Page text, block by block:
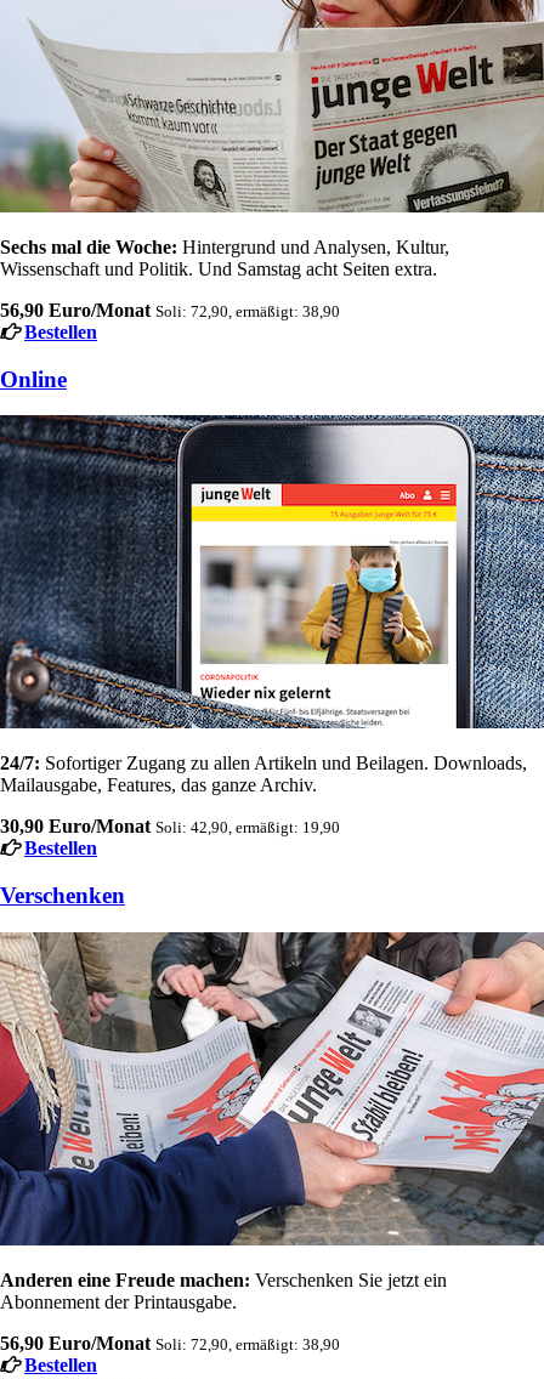
Sechs mal die Woche: Hintergrund und Analysen, Kultur,
Wissenschaft und Politik. Und Samstag acht Seiten extra.
56,90 Euro/Monat Soli: 72,90, ermäßigt: 38,90
Bestellen
Online
24/7: Sofortiger Zugang zu allen Artikeln und Beilagen. Downloads,
Mailausgabe, Features, das ganze Archiv.
30,90 Euro/Monat Soli: 42,90, ermäßigt: 19,90
Bestellen
Verschenken
Anderen eine Freude machen: Verschenken Sie jetzt ein
Abonnement der Printausgabe.
56,90 Euro/Monat Soli: 72,90, ermäßigt: 38,90
Bestellen